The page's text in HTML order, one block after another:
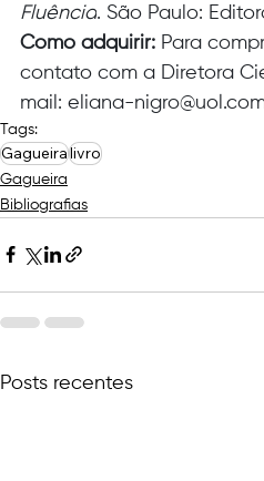
Fluência. São Paulo:
Como adquirir: Para
contato com a Diretora
mail: eliana-
Tags:
Gagueiralivro
Gagueira
Bibliografias
Posts recentes